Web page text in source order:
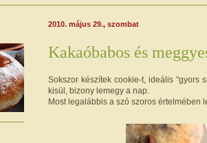
2010. május 29., szombat
Kakaóbabos és
Sokszor készítek cookie-t, ideális "gyors
kisül, bizony lemegy a nap.
Most legalábbis a szó szoros értelmében